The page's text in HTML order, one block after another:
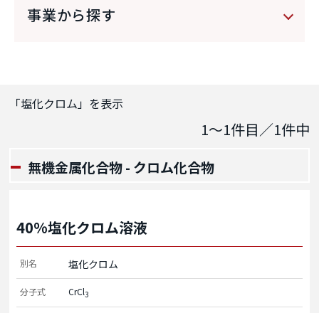
事業から探す
「塩化クロム」を表示
1～1件目／1件中
無機金属化合物 - クロム化合物
40%塩化クロム溶液
別名 塩化クロム
分子式 CrCl3